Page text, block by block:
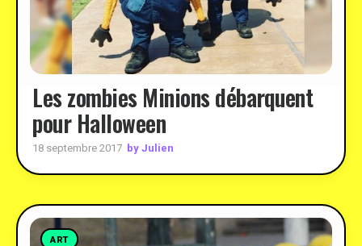
Les zombies Minions débarquent
pour Halloween
18 septembre 2017 by Julien
ART